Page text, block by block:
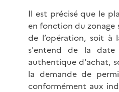
Il est précisé que le
en fonction du zonage
de l’opération, soit à
s'entend de la
authentique d'achat,
la demande de
conformément aux